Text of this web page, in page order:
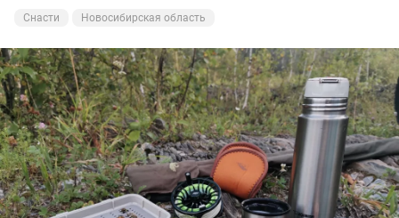
Снасти Новосибирская область